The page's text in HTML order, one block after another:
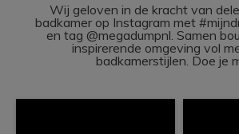
Wij geloven in de kracht van
badkamer op Instagram met
en tag @megadumpnl. Samen
inspirerende omgeving vol
badkamerstijlen. Doe je